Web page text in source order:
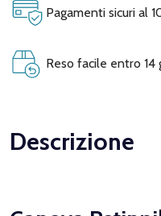
Pagamenti sicuri al
Reso facile entro 14
Descrizione